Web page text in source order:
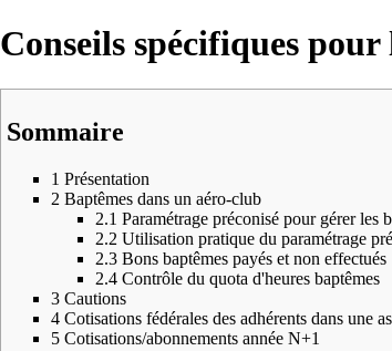
Conseils spécifiques
Sommaire
1 Présentation
2 Baptêmes dans un aéro-club
2.1 Paramétrage préconisé pour gérer les
2.2 Utilisation pratique du paramétrage
2.3 Bons baptêmes payés et non effectués
2.4 Contrôle du quota d'heures baptêmes
3 Cautions
4 Cotisations fédérales des adhérents dans une
5 Cotisations/abonnements année N+1